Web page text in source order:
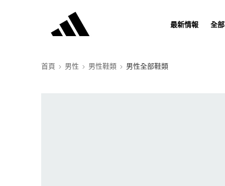
最新情報 全
首頁 男性 男性鞋類 男性全部鞋類